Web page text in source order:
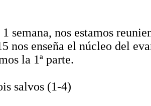
semana, nos estamos
nos enseña el núcleo del
la 1ª parte.
salvos (1-4)